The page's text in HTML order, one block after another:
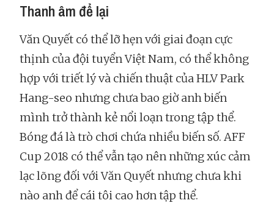
Thanh âm để lại
Văn Quyết có thể lỡ hẹn với giai đoạn cực
thịnh của đội tuyển Việt Nam, có thể không
hợp với triết lý và chiến thuật của HLV Park
Hang-seo nhưng chưa bao giờ anh biến
mình trở thành kẻ nổi loạn trong tập thể.
Bóng đá là trò chơi chứa nhiều biến số. AFF
Cup 2018 có thể vẫn tạo nên những xúc cảm
lạc lõng đối với Văn Quyết nhưng chưa khi
nào anh để cái tôi cao hơn tập thể.